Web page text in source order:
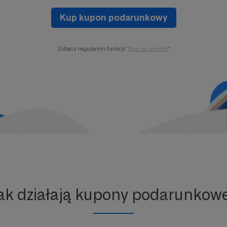
Kup kupon podarunkowy
Zobacz regulamin funkcji "Kup na prezent"
działają kupony